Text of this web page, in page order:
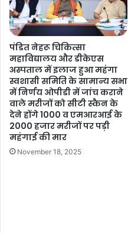
पंडित नेहरू चिकित्सा
महाविद्यालय और डीकेएस
अस्पताल में इलाज हुआ महंगा
स्वशासी समिति के सामान्य सभा
में निर्णय ओपीडी में जांच कराने
वाले मरीजों को सीटी स्कैन के
देने होंगे 1000 व एमआरआई के
2000 हजार मरीजों पर पड़ी
महंगाई की मार
November 18, 2025